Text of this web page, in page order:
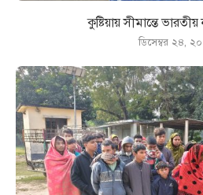
কুষ্টিয়ায় সীমান্তে
ডিসেম্বর ২৪,